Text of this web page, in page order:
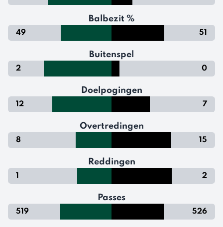
Balbezit %
49 51
Buitenspel
2 0
Doelpogingen
12 7
Overtredingen
8 15
Reddingen
1 2
Passes
519 526